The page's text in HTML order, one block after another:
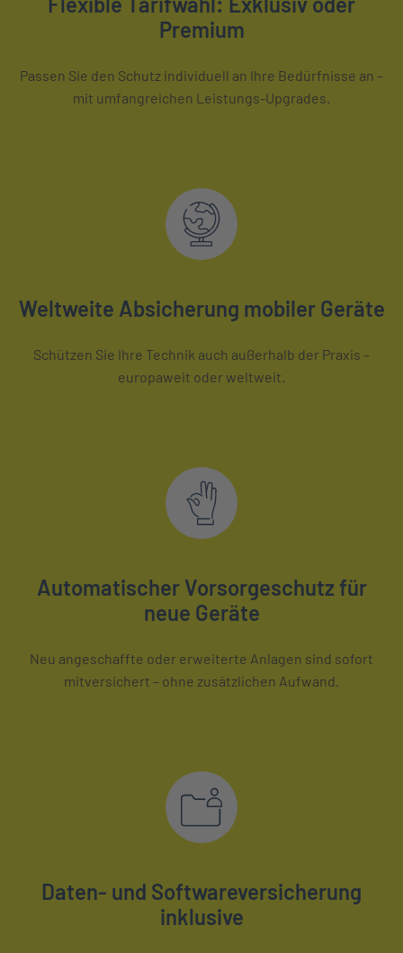
Premium
Passen Sie den Schutz individuell an Ihre Bedürfnisse an –
mit umfangreichen Leistungs-Upgrades.
Weltweite Absicherung mobiler Geräte
Schützen Sie Ihre Technik auch außerhalb der Praxis –
europaweit oder weltweit.
Automatischer Vorsorgeschutz für
neue Geräte
Neu angeschaffte oder erweiterte Anlagen sind sofort
mitversichert – ohne zusätzlichen Aufwand.
Daten- und Softwareversicherung
inklusive